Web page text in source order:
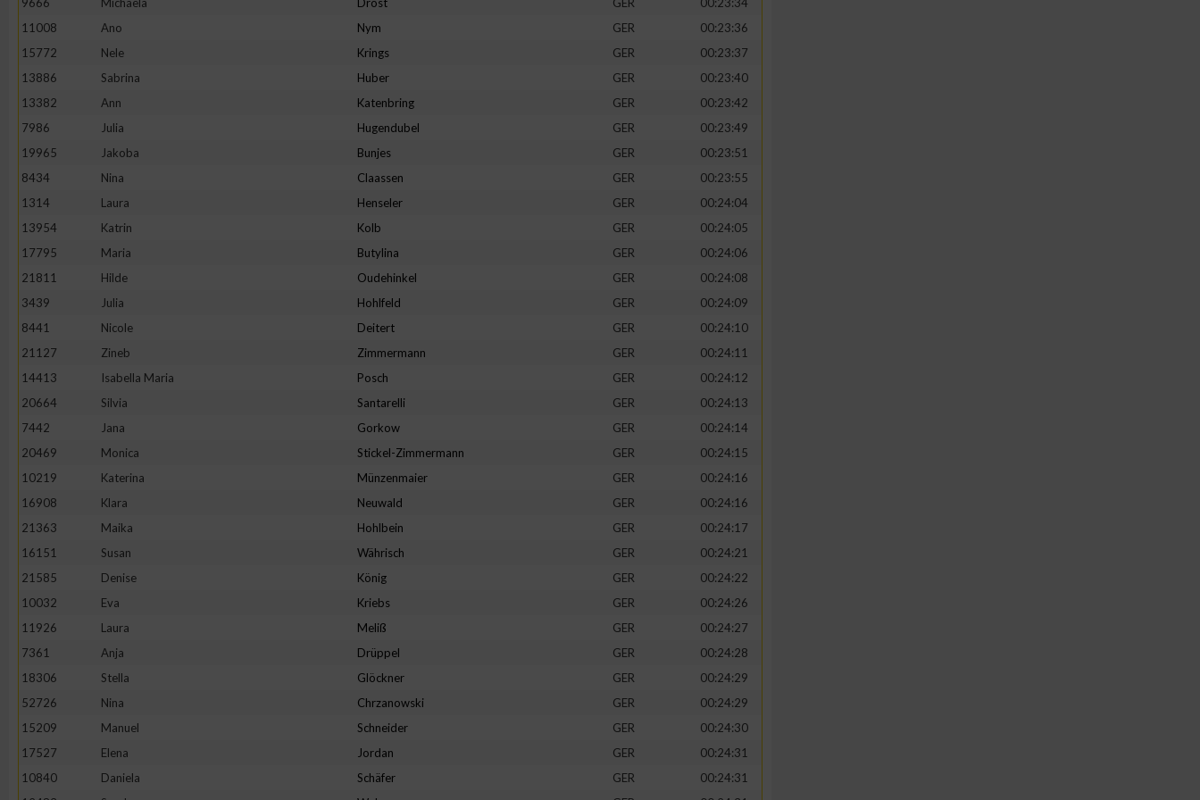
11008
Ano Nym GER
00:23:36
15772
Nele Krings GER
00:23:37
13886
Sabrina Huber GER
00:23:40
13382
Ann Katenbring GER
00:23:42
7986
Julia Hugendubel GER
00:23:49
19965
Jakoba Bunjes GER
00:23:51
8434
Nina Claassen GER
00:23:55
1314
Laura Henseler GER
00:24:04
13954
Katrin Kolb GER
00:24:05
17795
Maria Butylina GER
00:24:06
21811
Hilde Oudehinkel GER
00:24:08
3439
Julia Hohlfeld GER
00:24:09
8441
Nicole Deitert GER
00:24:10
21127
Zineb Zimmermann GER
00:24:11
14413
Isabella Maria Posch GER
00:24:12
20664
Silvia Santarelli GER
00:24:13
7442
Jana Gorkow GER
00:24:14
20469
Monica Stickel-Zimmermann GER
00:24:15
10219
Katerina Münzenmaier GER
00:24:16
16908
Klara Neuwald GER
00:24:16
21363
Maika Hohlbein GER
00:24:17
16151
Susan Währisch GER
00:24:21
21585
Denise König GER
00:24:22
10032
Eva Kriebs GER
00:24:26
11926
Laura Meliß GER
00:24:27
7361
Anja Drüppel GER
00:24:28
18306
Stella Glöckner GER
00:24:29
52726
Nina Chrzanowski GER
00:24:29
15209
Manuel Schneider GER
00:24:30
17527
Elena Jordan GER
00:24:31
10840
Daniela Schäfer GER
00:24:31
Erstellung von Profilen zur Personalisierung von Inhalten
Messung der Werbeleistung
Messung der Performance von Inhalten
Analyse von Zielgruppen durch Statistiken oder Kombinationen von Daten aus
Entwicklung und Verbesserung der Angebote
IAB-Besonderheiten:
Geräte anhand von aktiv angeforderten Informationen identifizieren
Nicht-IAB-Verarbeitungszwecke:
Notwendig
Performance
Funktional